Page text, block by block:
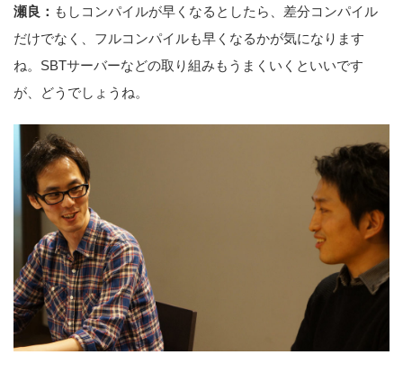
瀬良： もしコンパイルが早くなるとしたら、差分コンパイル
だけでなく、フルコンパイルも早くなるかが気になります
ね。SBTサーバーなどの取り組みもうまくいくといいです
が、どうでしょうね。